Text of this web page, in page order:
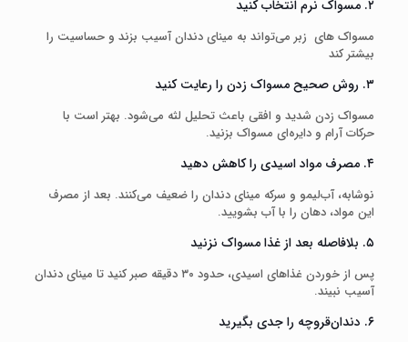
۲. مسواک نرم انتخاب کنید
مسواک های زبر می‌تواند به مینای دندان آسیب بزند و حساسیت را
بیشتر کند
۳. روش صحیح مسواک زدن را رعایت کنید
مسواک زدن شدید و افقی باعث تحلیل لثه می‌شود. بهتر است با
حرکات آرام و دایره‌ای مسواک بزنید.
۴. مصرف مواد اسیدی را کاهش دهید
نوشابه، آب‌لیمو و سرکه مینای دندان را ضعیف می‌کنند. بعد از مصرف
این مواد، دهان را با آب بشویید.
۵. بلافاصله بعد از غذا مسواک نزنید
پس از خوردن غذاهای اسیدی، حدود ۳۰ دقیقه صبر کنید تا مینای دندان
آسیب نبیند.
۶. دندان‌قروچه را جدی بگیرید